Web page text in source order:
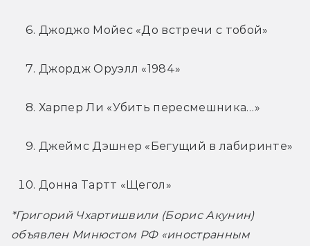
Джоджо Мойес «До встречи с тобой»
Джордж Оруэлл «1984»
Харпер Ли «Убить пересмешника…»
Джеймс Дэшнер «Бегущий в лабиринте»
Донна Тартт «Щегол»
*Григорий Чхартишвили (Борис Акунин)
объявлен Минюстом РФ «иностранным